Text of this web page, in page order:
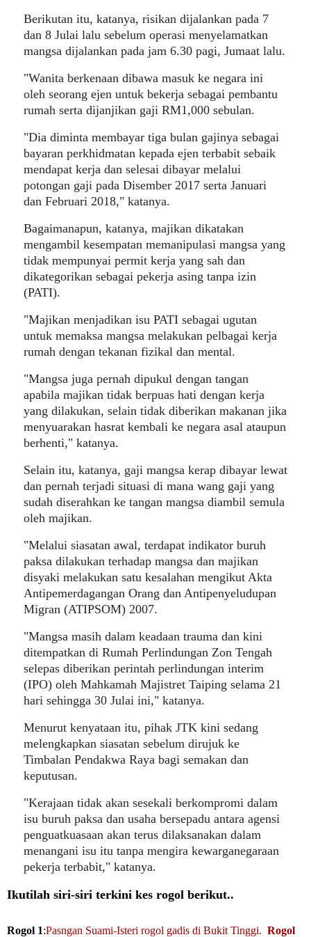
Berikutan itu, katanya, risikan dijalankan pada 7
dan 8 Julai lalu sebelum operasi menyelamatkan
mangsa dijalankan pada jam 6.30 pagi, Jumaat lalu.
"Wanita berkenaan dibawa masuk ke negara ini
oleh seorang ejen untuk bekerja sebagai pembantu
rumah serta dijanjikan gaji RM1,000 sebulan.
"Dia diminta membayar tiga bulan gajinya sebagai
bayaran perkhidmatan kepada ejen terbabit sebaik
mendapat kerja dan selesai dibayar melalui
potongan gaji pada Disember 2017 serta Januari
dan Februari 2018," katanya.
Bagaimanapun, katanya, majikan dikatakan
mengambil kesempatan memanipulasi mangsa yang
tidak mempunyai permit kerja yang sah dan
dikategorikan sebagai pekerja asing tanpa izin
(PATI).
"Majikan menjadikan isu PATI sebagai ugutan
untuk memaksa mangsa melakukan pelbagai kerja
rumah dengan tekanan fizikal dan mental.
"Mangsa juga pernah dipukul dengan tangan
apabila majikan tidak berpuas hati dengan kerja
yang dilakukan, selain tidak diberikan makanan jika
menyuarakan hasrat kembali ke negara asal ataupun
berhenti," katanya.
Selain itu, katanya, gaji mangsa kerap dibayar lewat
dan pernah terjadi situasi di mana wang gaji yang
sudah diserahkan ke tangan mangsa diambil semula
oleh majikan.
"Melalui siasatan awal, terdapat indikator buruh
paksa dilakukan terhadap mangsa dan majikan
disyaki melakukan satu kesalahan mengikut Akta
Antipemerdagangan Orang dan Antipenyeludupan
Migran (ATIPSOM) 2007.
"Mangsa masih dalam keadaan trauma dan kini
ditempatkan di Rumah Perlindungan Zon Tengah
selepas diberikan perintah perlindungan interim
(IPO) oleh Mahkamah Majistret Taiping selama 21
hari sehingga 30 Julai ini," katanya.
Menurut kenyataan itu, pihak JTK kini sedang
melengkapkan siasatan sebelum dirujuk ke
Timbalan Pendakwa Raya bagi semakan dan
keputusan.
"Kerajaan tidak akan sesekali berkompromi dalam
isu buruh paksa dan usaha bersepadu antara agensi
penguatkuasaan akan terus dilaksanakan dalam
menangani isu itu tanpa mengira kewarganegaraan
pekerja terbabit," katanya.
Ikutilah siri-siri terkini kes rogol berikut..
Rogol 1:Pasngan Suami-Isteri rogol gadis di Bukit Tinggi. Rogol